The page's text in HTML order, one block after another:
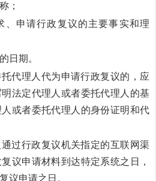
；
、申请行政复议的主要事实和理
日期。
代理人代为申请行政复议的，应
法定代理人或者委托代理人的基
或者委托代理人的身份证明和代
过行政复议机关指定的互联网渠
议申请材料到达特定系统之日，
议申请之日。